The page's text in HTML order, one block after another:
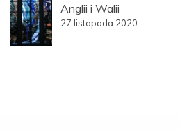
Anglii i Walii
27 listopada 2020